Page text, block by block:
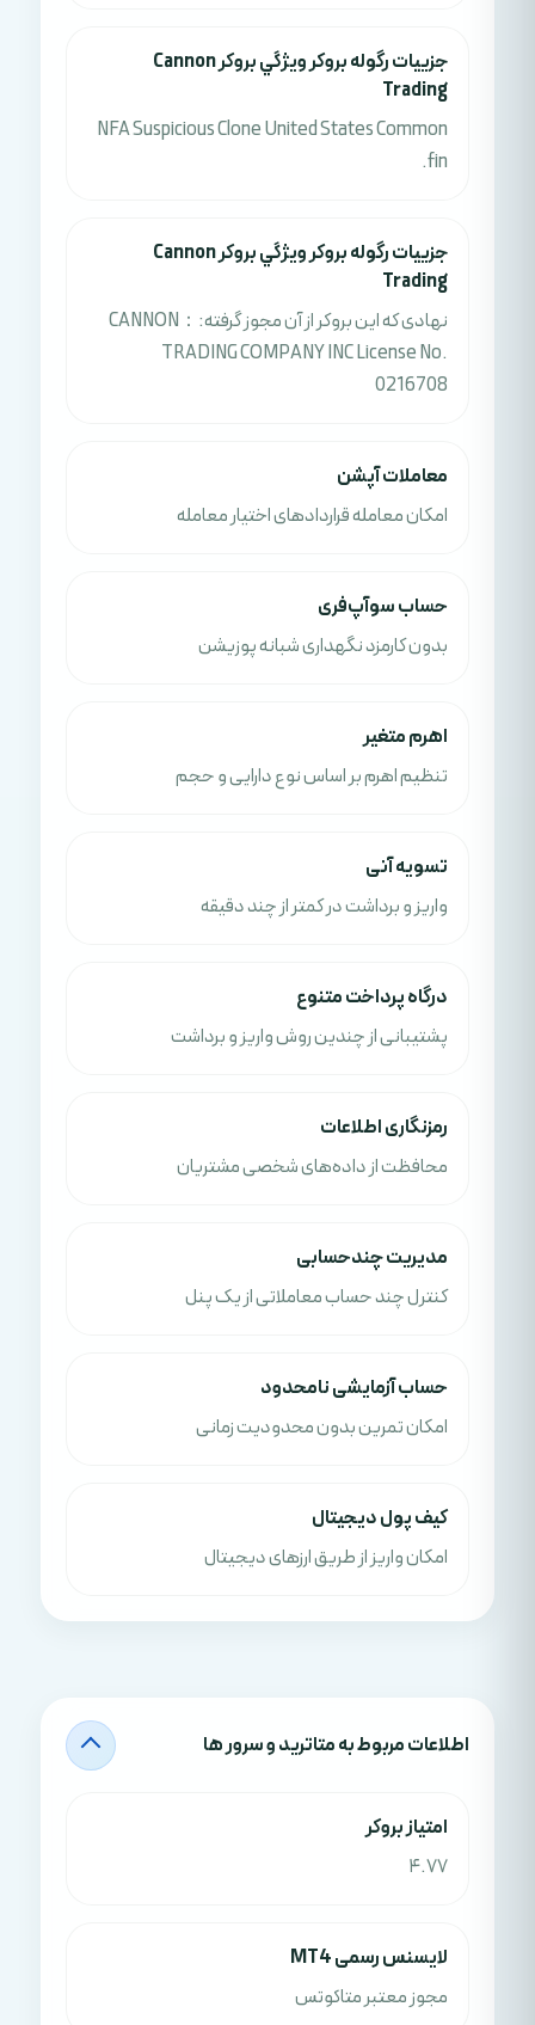
جزييات رگوله بروکر ويژگي بروکر Cannon
Trading
NFA Suspicious Clone United States Common
fin.
جزييات رگوله بروکر ويژگي بروکر Cannon
Trading
نهادی که این بروکر از آن مجوز گرفته:：CANNON
TRADING COMPANY INC License No.
0216708
معاملات آپشن
امکان معامله قراردادهای اختیار معامله
حساب سوآپ‌فری
بدون کارمزد نگهداری شبانه پوزیشن
اهرم متغیر
تنظیم اهرم بر اساس نوع دارایی و حجم
تسویه آنی
واریز و برداشت در کمتر از چند دقیقه
درگاه پرداخت متنوع
پشتیبانی از چندین روش واریز و برداشت
رمزنگاری اطلاعات
محافظت از داده‌های شخصی مشتریان
مدیریت چندحسابی
کنترل چند حساب معاملاتی از یک پنل
حساب آزمایشی نامحدود
امکان تمرین بدون محدودیت زمانی
کیف پول دیجیتال
امکان واریز از طریق ارزهای دیجیتال
اطلاعات مربوط به متاترید و سرور ها
امتياز بروکر
4.77
لایسنس رسمی MT4
مجوز معتبر متاکوتس